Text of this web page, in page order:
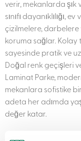
verir, mekanlarda şık
sınıfı dayanıklılığı,
çizilmelere, darbelere
koruma sağlar. Kolay
sayesinde pratik ve
Doğal renk geçişleri
Laminat Parke,
mekanlara sofistike bir
adeta her adımda
değer katar.